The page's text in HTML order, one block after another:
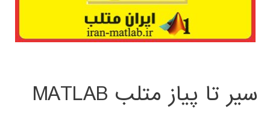
سیر تا پیاز متلب MATLAB